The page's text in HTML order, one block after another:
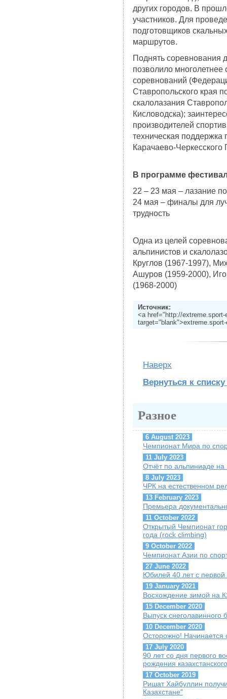
других городов. В
участников. Для
подготовщиков
маршрутов.
Поднять соревнования
позволило многолетнее
соревнований
Ставропольского края
скалолазания
Кисловодска);
производителей
техническая поддержка
Карачаево-
В программе
22 – 23 мая – лазание
24 мая – финалы для
трудность
Одна из целей
альпинистов и
Круглов (1967-1997),
Ашуров (1959-2000),
(1968-2000)
Источник:
<a href="http://
Наверх
Вернуться к списку
Разное
6 August 2023
Чемпионат Мира по
11 July 2023
Отчёт по альпиниаде
8 July 2023
ЧРК на естественном
13 February 2023
Премьера
11 October 2022
Открытый Чемпионат
года (rock climbing)
9 October 2022
Чемпионат Азии по
27 June 2022
Юбилей 40 лет с первой
19 January 2021
Восхождение зимой на
15 December 2020
Выпуск снеголавинного
10 December 2020
Осторожно! Начинается
17 July 2020
90 лет со дня первого
рождения
17 October 2019
Ришат Хайбуллин
Казахстане"